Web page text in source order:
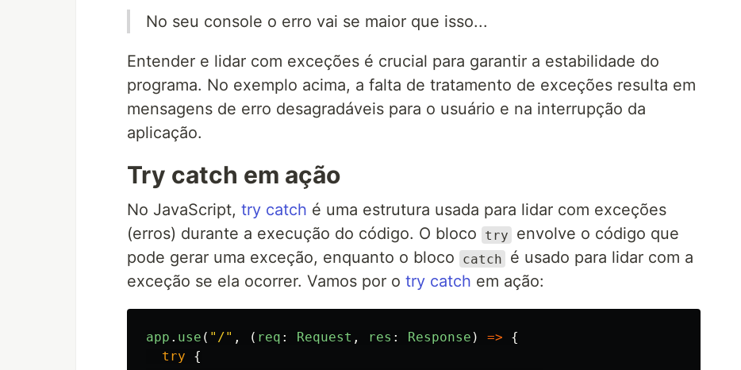
No seu console o erro vai se maior que isso...
Entender e lidar com exceções é crucial para garantir a estabilidade do
programa. No exemplo acima, a falta de tratamento de exceções resulta em
mensagens de erro desagradáveis para o usuário e na interrupção da
aplicação.
Try catch em ação
No JavaScript, try catch é uma estrutura usada para lidar com exceções
(erros) durante a execução do código. O bloco
try
envolve o código que
pode gerar uma exceção, enquanto o bloco
catch
é usado para lidar com a
exceção se ela ocorrer. Vamos por o try catch em ação:
app . use ( " /" , ( req : Request , res : Response ) =>
{
try
{